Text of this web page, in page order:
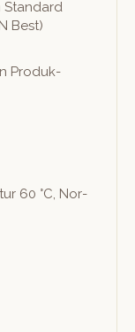
Stan­dard
Best)
Pro­duk­
60 °C, Nor­